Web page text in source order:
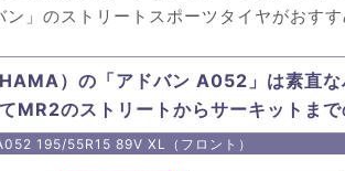
」のストリートスポーツタイヤがおすす
）の「アドバン A052」は素直
MR2のストリートからサーキットま
195/55R15 89V XL（フロント）